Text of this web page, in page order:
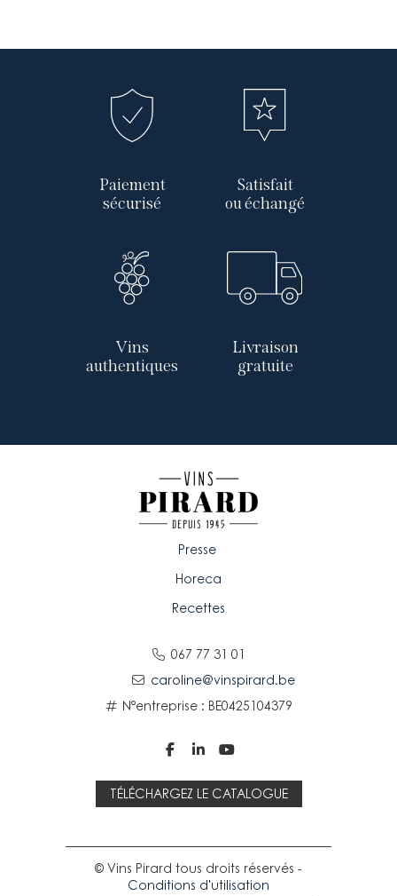
Paiement
sécurisé
Satisfait
ou échangé
Vins
authentiques
Livraison
gratuite
067 77 31 01
caroline@vinspirard.be
N°entreprise : BE0425104379
Presse
Horeca
Recettes
  
TÉLÉCHARGEZ LE CATALOGUE
© Vins Pirard tous droits réservés -
Conditions d'utilisation